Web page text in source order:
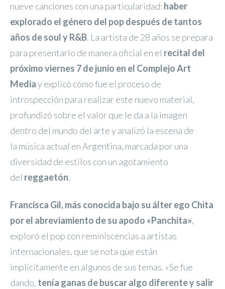
nueve canciones con una particularidad: haber
explorado el género del pop después de tantos
años de soul y R&B. La artista de 28 años se prepara
para presentarlo de manera oficial en el recital del
próximo viernes 7 de junio en el Complejo Art
Mediay explicó cómo fue el proceso de
introspección para realizar este nuevo material,
profundizó sobre el valor que le da a la imagen
dentro del mundo del arte y analizó la escena de
la música actual en Argentina, marcada por una
diversidad de estilos con un agotamiento
del reggaetón.
Francisca Gil, más conocida bajo su álter ego Chita
por el abreviamiento de su apodo «Panchita»,
exploró el pop con reminiscencias a artistas
internacionales, que se nota que están
implícitamente en algunos de sus temas. «Se fue
dando, tenía ganas de buscar algo diferente y salir